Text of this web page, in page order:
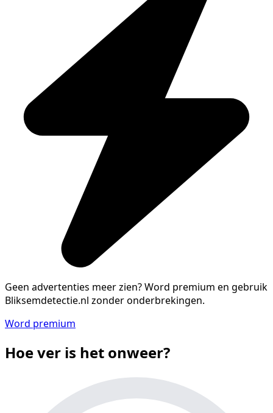
Geen advertenties meer zien?Word premium en gebruik
Bliksemdetectie.nl zonder onderbrekingen.
Word premium
Hoe ver is het onweer?